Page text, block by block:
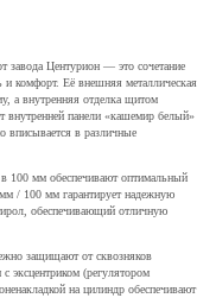
завода Центурион — это сочетание
и комфорт. Её внешняя металлическая
а внутренняя отделка щитом
панели «кашемир белый»
вписывается в различные
100 мм обеспечивают оптимальный
/ 100 мм гарантирует надежную
обеспечивающий отличную
защищают от сквозняков
эксцентриком (регулятором
на цилиндр обеспечивают